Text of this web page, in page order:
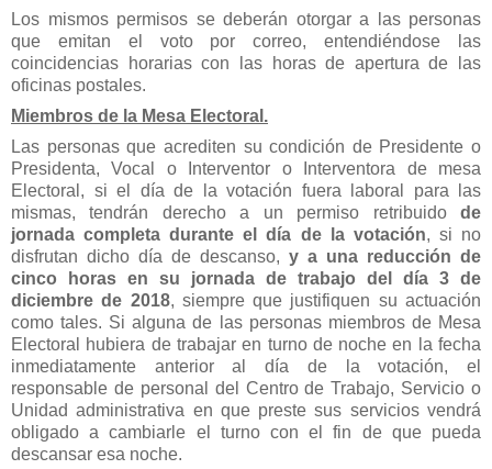
Los mismos permisos se deberán otorgar a las personas
que emitan el voto por correo, entendiéndose las
coincidencias horarias con las horas de apertura de las
oficinas postales.
Miembros de la Mesa Electoral.
Las personas que acrediten su condición de Presidente o
Presidenta, Vocal o Interventor o Interventora de mesa
Electoral, si el día de la votación fuera laboral para las
mismas, tendrán derecho a un permiso retribuido de
jornada completa durante el día de la votación, si no
disfrutan dicho día de descanso, y a una reducción de
cinco horas en su jornada de trabajo del día 3 de
diciembre de 2018, siempre que justifiquen su actuación
como tales. Si alguna de las personas miembros de Mesa
Electoral hubiera de trabajar en turno de noche en la fecha
inmediatamente anterior al día de la votación, el
responsable de personal del Centro de Trabajo, Servicio o
Unidad administrativa en que preste sus servicios vendrá
obligado a cambiarle el turno con el fin de que pueda
descansar esa noche.